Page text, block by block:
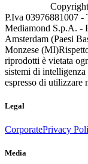
P.Iva 03976881007
Mediamond S.p.A. -
Amsterdam (Paesi
Monzese (MI)
riprodotti è vietata
sistemi di
espresso di utilizzare
Legal
CorporatePrivacy
Media